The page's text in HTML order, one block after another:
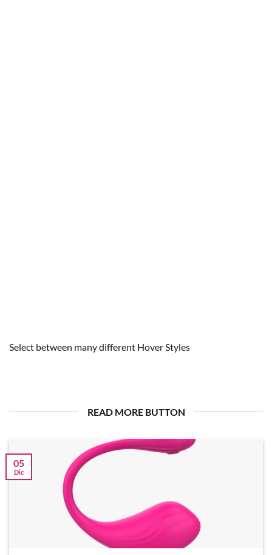
Select between many different Hover Styles
READ MORE BUTTON
05
Dic